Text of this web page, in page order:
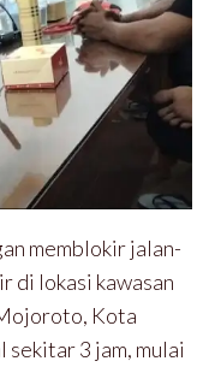
memblokir jalan-
di lokasi kawasan
Kota
3 jam, mulai